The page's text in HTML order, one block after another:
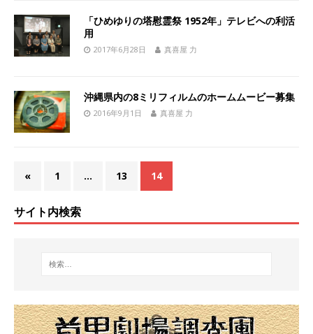
「ひめゆりの塔慰霊祭 1952年」テレビへの利活
用
2017年6月28日 真喜屋 力
沖縄県内の8ミリフィルムのホームムービー募集
2016年9月1日 真喜屋 力
« 1 … 13 14
サイト内検索